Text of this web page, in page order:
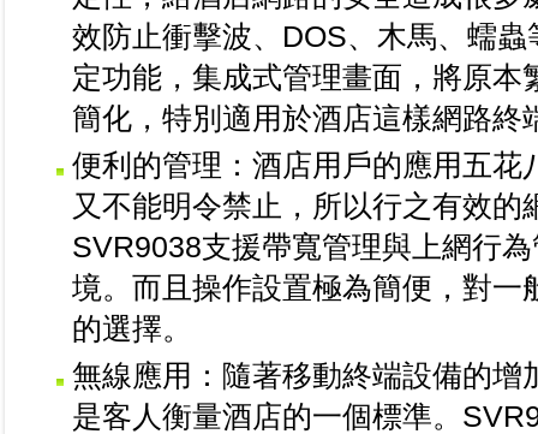
效防止衝擊波、DOS、木馬、蠕
定功能，集成式管理畫面，將原
簡化，特別適用於酒店這樣網路
便利的管理：酒店用戶的應用五
又不能明令禁止，所以行之有效
SVR9038支援帶寬管理與上網行
境。而且操作設置極為簡便，對
的選擇。
無線應用：隨著移動終端設備的
是客人衡量酒店的一個標準。